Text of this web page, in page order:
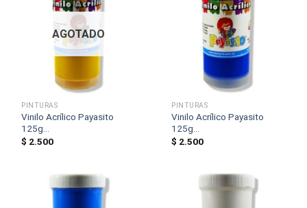
AGOTADO
PINTURAS
Vinilo Acrílico Payasito
125g...
$ 2.500
PINTURAS
Vinilo Acrílico Payasito
125g...
$ 2.500